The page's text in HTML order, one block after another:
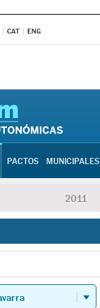
CAT ENG
PACTOS MUNICIPALES
2011